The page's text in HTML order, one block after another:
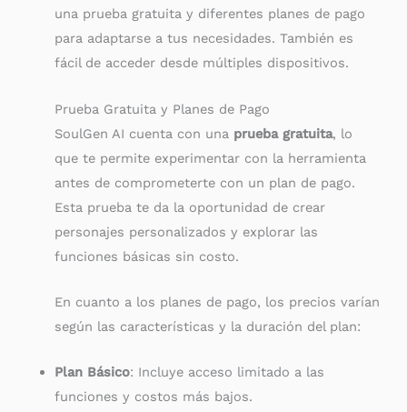
una prueba gratuita y diferentes planes de pago
para adaptarse a tus necesidades. También es
fácil de acceder desde múltiples dispositivos.
Prueba Gratuita y Planes de Pago
SoulGen AI cuenta con una prueba gratuita, lo
que te permite experimentar con la herramienta
antes de comprometerte con un plan de pago.
Esta prueba te da la oportunidad de crear
personajes personalizados y explorar las
funciones básicas sin costo.
En cuanto a los planes de pago, los precios varían
según las características y la duración del plan:
Plan Básico: Incluye acceso limitado a las
funciones y costos más bajos.